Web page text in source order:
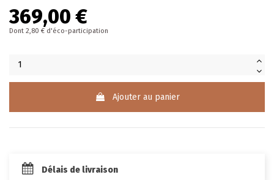
369,00 €
Dont 2,80 € d'éco-participation
Ajouter au panier
Délais de livraison